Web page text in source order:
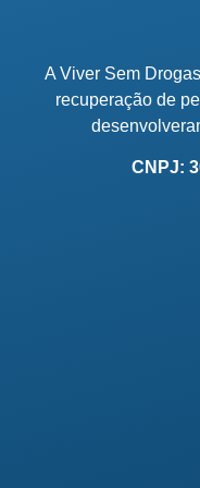
A Viver Sem
recuperação de
CNPJ: